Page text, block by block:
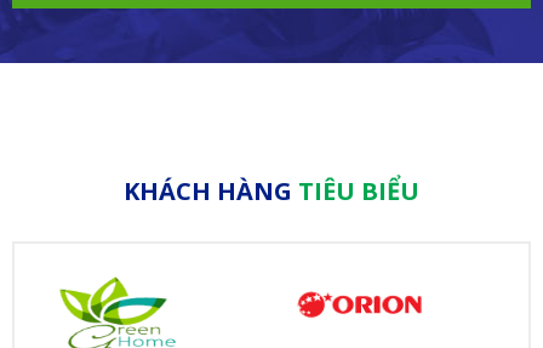
KHÁCH HÀNG TIÊU BIỂU